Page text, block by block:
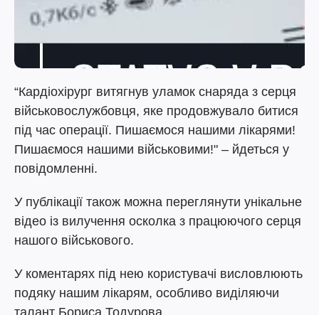
“Кардіохірург витягнув уламок снаряда з серця
військовослужбовця, яке продовжувало битися
під час операції. Пишаємося нашими лікарями!
Пишаємося нашими військовими!" – йдеться у
повідомленні.
У публікації також можна переглянути унікальне
відео із вилучення осколка з працюючого серця
нашого військового.
У коментарях під нею користувачі висловлюють
подяку нашим лікарям, особливо виділяючи
талант Бориса Тодурова.